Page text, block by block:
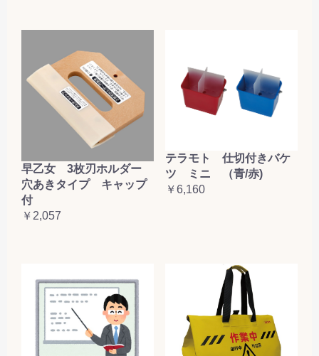
早乙女 3枚刃ホルダー
穴あきタイプ キャップ
付
￥2,057
テラモト 仕切付きバケ
ツ ミニ （青/赤)
￥6,160